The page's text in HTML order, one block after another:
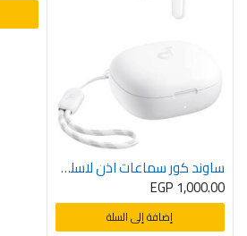
ساوند كور سماعات اذن لاسلكية ترو من انكر R50i بمشغلات 10 ملم مع صوت جهوري كبير بلوتوث 5.3 وقت تشغيل 30 ساعة مقاومة للماء IPX5 مكالمات واضحة بالذكاء الاصطناعي 2 ميكروفون 22 معادل مضبوط داخل الأذن أبيض – HEADPHONE BLUETOOTH ANKER R50I WHITE ETISAL ORG
EGP 1,000.00
إضافة إلى السلة